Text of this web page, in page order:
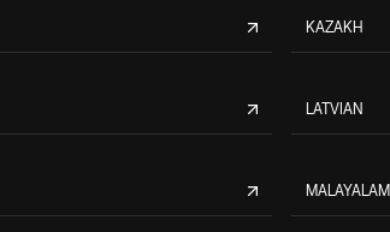
KAZAKH
LATVIAN
MALAYALAM